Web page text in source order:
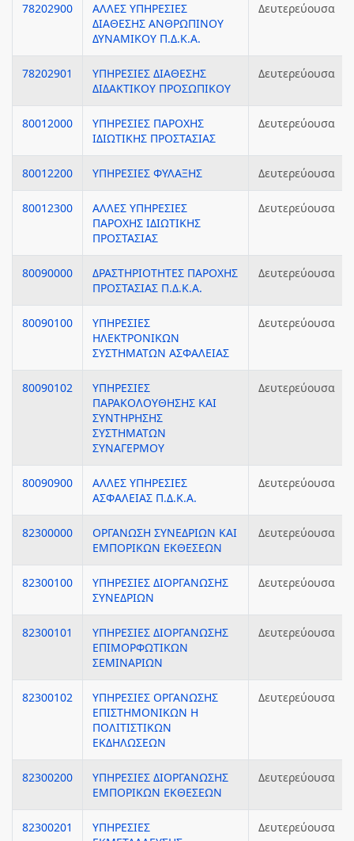
78202900
ΑΛΛΕΣ ΥΠΗΡΕΣΙΕΣ
ΔΙΑΘΕΣΗΣ ΑΝΘΡΩΠΙΝΟΥ
ΔΥΝΑΜΙΚΟΥ Π.Δ.Κ.Α.
Δευτερεύουσα
78202901
ΥΠΗΡΕΣΙΕΣ ΔΙΑΘΕΣΗΣ
ΔΙΔΑΚΤΙΚΟΥ ΠΡΟΣΩΠΙΚΟΥ
Δευτερεύουσα
80012000
ΥΠΗΡΕΣΙΕΣ ΠΑΡΟΧΗΣ
ΙΔΙΩΤΙΚΗΣ ΠΡΟΣΤΑΣΙΑΣ
Δευτερεύουσα
80012200 ΥΠΗΡΕΣΙΕΣ ΦΥΛΑΞΗΣ Δευτερεύουσα
80012300
ΑΛΛΕΣ ΥΠΗΡΕΣΙΕΣ
ΠΑΡΟΧΗΣ ΙΔΙΩΤΙΚΗΣ
ΠΡΟΣΤΑΣΙΑΣ
Δευτερεύουσα
80090000
ΔΡΑΣΤΗΡΙΟΤΗΤΕΣ ΠΑΡΟΧΗΣ
ΠΡΟΣΤΑΣΙΑΣ Π.Δ.Κ.Α.
Δευτερεύουσα
80090100
ΥΠΗΡΕΣΙΕΣ
ΗΛΕΚΤΡΟΝΙΚΩΝ
ΣΥΣΤΗΜΑΤΩΝ ΑΣΦΑΛΕΙΑΣ
Δευτερεύουσα
80090102
ΥΠΗΡΕΣΙΕΣ
ΠΑΡΑΚΟΛΟΥΘΗΣΗΣ ΚΑΙ
ΣΥΝΤΗΡΗΣΗΣ
ΣΥΣΤΗΜΑΤΩΝ
ΣΥΝΑΓΕΡΜΟΥ
Δευτερεύουσα
80090900
ΑΛΛΕΣ ΥΠΗΡΕΣΙΕΣ
ΑΣΦΑΛΕΙΑΣ Π.Δ.Κ.Α.
Δευτερεύουσα
82300000
ΟΡΓΑΝΩΣΗ ΣΥΝΕΔΡΙΩΝ ΚΑΙ
ΕΜΠΟΡΙΚΩΝ ΕΚΘΕΣΕΩΝ
Δευτερεύουσα
82300100
ΥΠΗΡΕΣΙΕΣ ΔΙΟΡΓΑΝΩΣΗΣ
ΣΥΝΕΔΡΙΩΝ
Δευτερεύουσα
82300101
ΥΠΗΡΕΣΙΕΣ ΔΙΟΡΓΑΝΩΣΗΣ
ΕΠΙΜΟΡΦΩΤΙΚΩΝ
ΣΕΜΙΝΑΡΙΩΝ
Δευτερεύουσα
82300102
ΥΠΗΡΕΣΙΕΣ ΟΡΓΑΝΩΣΗΣ
ΕΠΙΣΤΗΜΟΝΙΚΩΝ Η
ΠΟΛΙΤΙΣΤΙΚΩΝ
ΕΚΔΗΛΩΣΕΩΝ
Δευτερεύουσα
82300200
ΥΠΗΡΕΣΙΕΣ ΔΙΟΡΓΑΝΩΣΗΣ
ΕΜΠΟΡΙΚΩΝ ΕΚΘΕΣΕΩΝ
Δευτερεύουσα
82300201
ΥΠΗΡΕΣΙΕΣ
Δευτερεύουσα